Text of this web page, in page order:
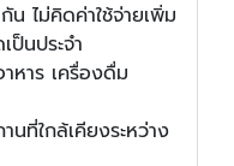
น ไม่คิดค่าใช้จ่ายเพิ่ม
ป็นประจำ
หาร เครื่องดื่ม
นที่ใกล้เคียงระหว่าง